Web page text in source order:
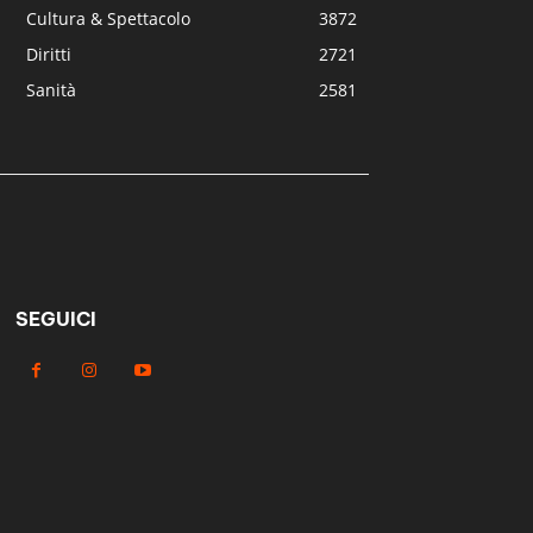
Cultura & Spettacolo
3872
Diritti
2721
Sanità
2581
SEGUICI